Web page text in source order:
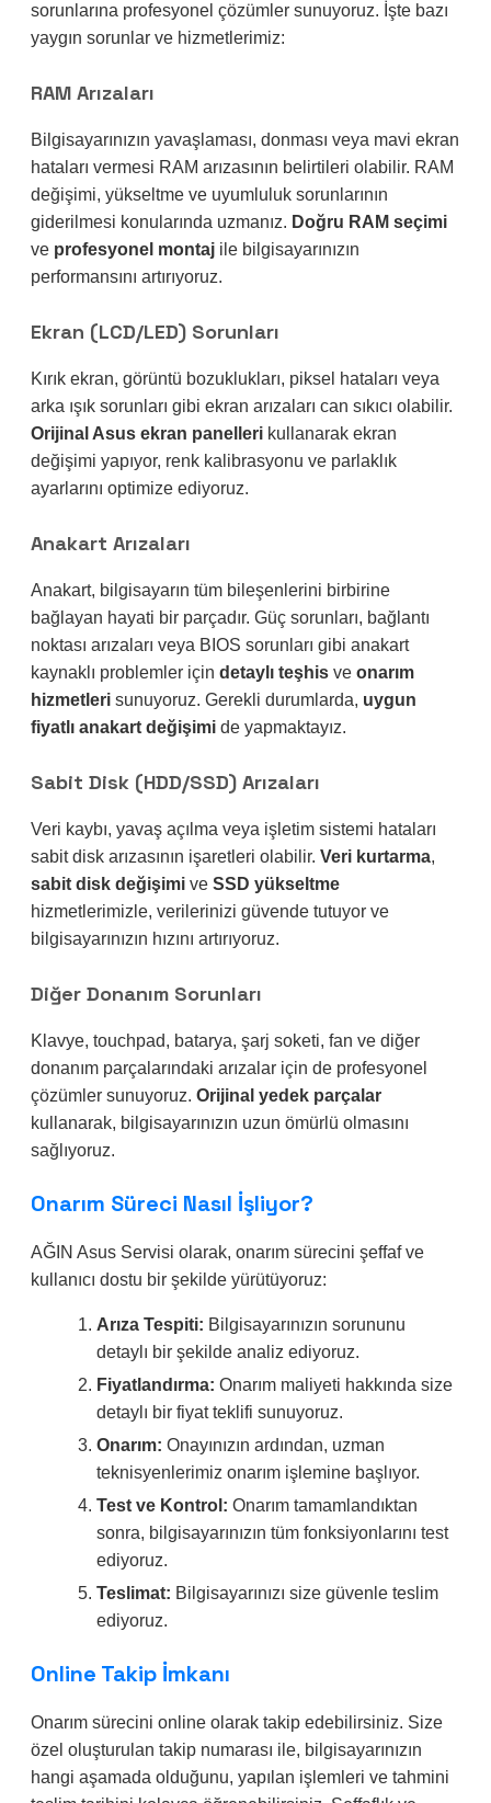
sorunlarına profesyonel çözümler sunuyoruz. İşte bazı
yaygın sorunlar ve hizmetlerimiz:
RAM Arızaları
Bilgisayarınızın yavaşlaması, donması veya mavi ekran
hataları vermesi RAM arızasının belirtileri olabilir. RAM
değişimi, yükseltme ve uyumluluk sorunlarının
giderilmesi konularında uzmanız. Doğru RAM seçimi
ve profesyonel montaj ile bilgisayarınızın
performansını artırıyoruz.
Ekran (LCD/LED) Sorunları
Kırık ekran, görüntü bozuklukları, piksel hataları veya
arka ışık sorunları gibi ekran arızaları can sıkıcı olabilir.
Orijinal Asus ekran panelleri kullanarak ekran
değişimi yapıyor, renk kalibrasyonu ve parlaklık
ayarlarını optimize ediyoruz.
Anakart Arızaları
Anakart, bilgisayarın tüm bileşenlerini birbirine
bağlayan hayati bir parçadır. Güç sorunları, bağlantı
noktası arızaları veya BIOS sorunları gibi anakart
kaynaklı problemler için detaylı teşhis ve onarım
hizmetleri sunuyoruz. Gerekli durumlarda, uygun
fiyatlı anakart değişimi de yapmaktayız.
Sabit Disk (HDD/SSD) Arızaları
Veri kaybı, yavaş açılma veya işletim sistemi hataları
sabit disk arızasının işaretleri olabilir. Veri kurtarma,
sabit disk değişimi ve SSD yükseltme
hizmetlerimizle, verilerinizi güvende tutuyor ve
bilgisayarınızın hızını artırıyoruz.
Diğer Donanım Sorunları
Klavye, touchpad, batarya, şarj soketi, fan ve diğer
donanım parçalarındaki arızalar için de profesyonel
çözümler sunuyoruz. Orijinal yedek parçalar
kullanarak, bilgisayarınızın uzun ömürlü olmasını
sağlıyoruz.
Onarım Süreci Nasıl İşliyor?
AĞIN Asus Servisi olarak, onarım sürecini şeffaf ve
kullanıcı dostu bir şekilde yürütüyoruz:
Arıza Tespiti: Bilgisayarınızın sorununu
detaylı bir şekilde analiz ediyoruz.
Fiyatlandırma: Onarım maliyeti hakkında size
detaylı bir fiyat teklifi sunuyoruz.
Onarım: Onayınızın ardından, uzman
teknisyenlerimiz onarım işlemine başlıyor.
Test ve Kontrol: Onarım tamamlandıktan
sonra, bilgisayarınızın tüm fonksiyonlarını test
ediyoruz.
Teslimat: Bilgisayarınızı size güvenle teslim
ediyoruz.
Online Takip İmkanı
Onarım sürecini online olarak takip edebilirsiniz. Size
özel oluşturulan takip numarası ile, bilgisayarınızın
hangi aşamada olduğunu, yapılan işlemleri ve tahmini